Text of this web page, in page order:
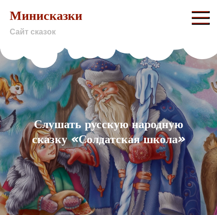
content
Минисказки
Сайт сказок
Слушать русскую народную
сказку «Солдатская школа»